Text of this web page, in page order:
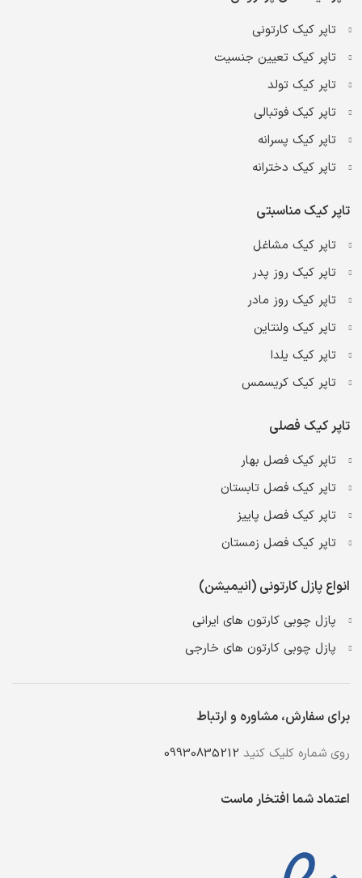
تاپر کیک کارتونی
تاپر کیک تعیین جنسیت
تاپر کیک تولد
تاپر کیک فوتبالی
تاپر کیک پسرانه
تاپر کیک دخترانه
تاپر کیک مناسبتی
تاپر کیک مشاغل
تاپر کیک روز پدر
تاپر کیک روز مادر
تاپر کیک ولنتاین
تاپر کیک یلدا
تاپر کیک کریسمس
تاپر کیک فصلی
تاپر کیک فصل بهار
تاپر کیک فصل تابستان
تاپر کیک فصل پاییز
تاپر کیک فصل زمستان
انواع پازل کارتونی (انیمیشن)
پازل چوبی کارتون های ایرانی
پازل چوبی کارتون های خارجی
برای سفارش، مشاوره و ارتباط
روی شماره کلیک کنید 09930835212
اعتماد شما افتخار ماست